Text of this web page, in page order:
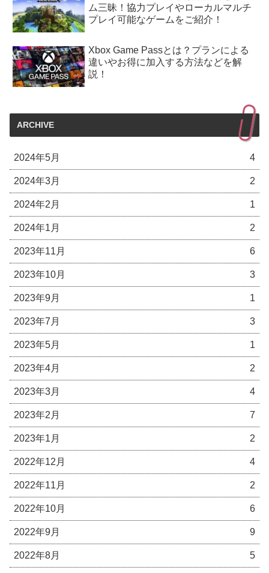
ム三昧！協力プレイやローカルマルチ
プレイ可能なゲームをご紹介！
Xbox Game Passとは？プランによる
違いやお得に加入する方法などを解
説！
ARCHIVE
2024年5月 4
2024年3月 2
2024年2月 1
2024年1月 2
2023年11月 6
2023年10月 3
2023年9月 1
2023年7月 3
2023年5月 1
2023年4月 2
2023年3月 4
2023年2月 7
2023年1月 2
2022年12月 4
2022年11月 2
2022年10月 6
2022年9月 9
2022年8月 5